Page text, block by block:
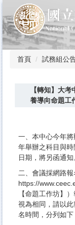
到
主
要
內
首頁 試務組公
【轉知】大
養導向命題工
一、本中心今年
年舉辦之科目與
日期，將另函通知
二、會議採網路
https://
【命題工作坊】
視為相同，請以
名時間，分列如下